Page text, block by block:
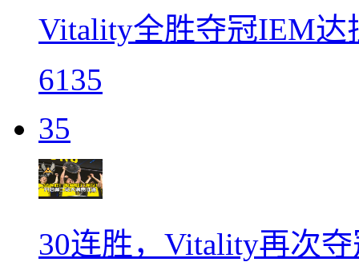
Vitality全胜夺冠IEM达
6135
35
30连胜，Vitality再次